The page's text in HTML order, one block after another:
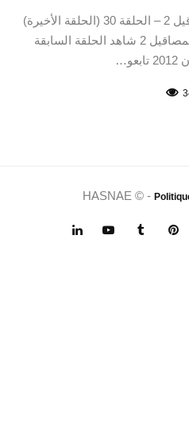
مسلسلات رمضانية 2012 المصاقيل 2 – الحلقة 30 (الحلقة الأخيرة)
شاهدو الحلقة 30 من مسلسل المصاقيل 2 شاهد الحلقة السابقة
HASNAE © -